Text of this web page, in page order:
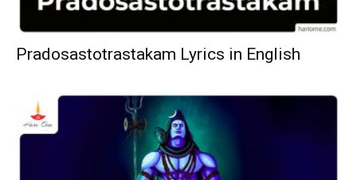
Pradosastotrastakam Lyrics in English